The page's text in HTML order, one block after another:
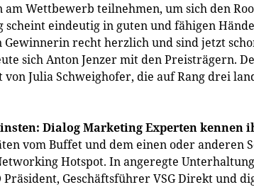
Wettbewerb teilnehmen, um sich den
scheint eindeutig in guten und fähigen
recht herzlich und sind jetzt
sich Anton Jenzer mit den Preisträgern.
von Julia Schweighofer, die auf Rang drei
Dialog Marketing Experten kennen
vom Buffet und dem einen oder anderen
Hotspot. In angeregte
Präsident, Geschäftsführer VSG Direkt und